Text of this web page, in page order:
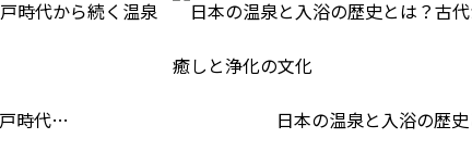
時代… 日本の温泉と入浴の歴